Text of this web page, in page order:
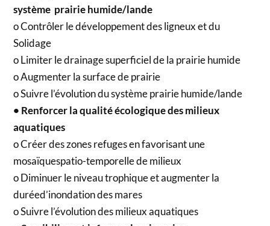
système prairie humide/lande
o Contrôler le développement des ligneux et du
Solidage
o Limiter le drainage superficiel de la prairie humide
o Augmenter la surface de prairie
o Suivre l’évolution du système prairie humide/lande
• Renforcer la qualité écologique des milieux
aquatiques
o Créer des zones refuges en favorisant une
mosaïquespatio-temporelle de milieux
o Diminuer le niveau trophique et augmenter la
duréed’inondation des mares
o Suivre l’évolution des milieux aquatiques